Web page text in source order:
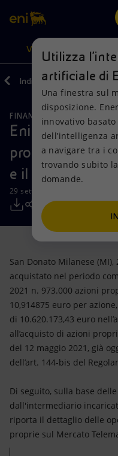
Cerca
scopri EnergIA, la
artificiale.
VISIONE
Visione
Mission e valori
Persone e Partnership
Net Zero
Modello satellitare
Energia accessibile
Innovazione
Scenari energetici
Azioni
Diversificazione
Tecnologie per la
Collaborazioni per
Attività nel mondo
Prodotti
Casa
Imprese
Mobilità
Indietro Media
FINANZA, STRATEGIA E
Eni: informativa
proprie nel
e il 24
29 settembre 2021 - 11:30
San Donato Milanese
acquistato nel periodo
2021 n. 973.000 azioni
10,914875 euro per
di 10.620.173,43 euro
all’acquisto di azioni
del 12 maggio 2021, già
dell’art. 144-bis del
Di seguito, sulla base
dall'intermediario
riporta il dettaglio delle
proprie sul Mercato
Utilizza
artificiale di
Una finestra sul
disposizione.
innovativo
dell’intelligenza
a navigare tra i
trovando subito
domande.